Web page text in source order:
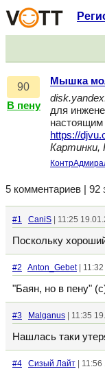
90
В пену
Мышка
для
настоящим
https://
5 комментариев | 92
#1 CaniS | 11:25
Поскольку
#2 Anton_Gebet| 11:32
"Баян, но в пену"
#3 Malganus | 11:35
Нашлась таки
#4 Сизый Лайт |